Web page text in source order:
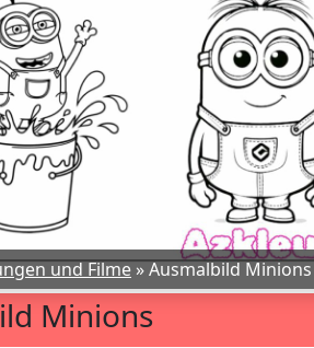
und Filme»Ausmalbild Minions
Minions